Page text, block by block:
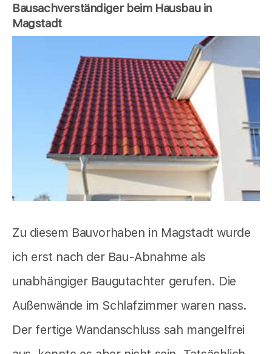
Bausachverständiger beim Hausbau in
Magstadt
Zu diesem Bauvorhaben in Magstadt wurde
ich erst nach der Bau-Abnahme als
unabhängiger Baugutachter gerufen. Die
Außenwände im Schlafzimmer waren nass.
Der fertige Wandanschluss sah mangelfrei